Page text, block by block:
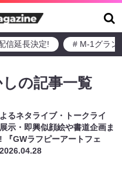
信延長決定! # M-1グラン
の記事一覧
るネタライブ・トークライ
示・即興似顔絵や書道企画ま
『GWラフピーアートフェ
2026.04.28